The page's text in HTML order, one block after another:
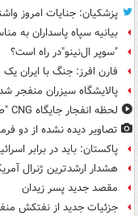
پزشکیان: جنایات امروز
بیانیه سپاه پاسداران به
"سوپر ال‌نینو"در راه است؟
فارن افرز: جنگ با ایران
پالایشگاه سیزران منفجر
لحظه انفجار جایگاه CNG "صحنه" در دوربین مداربسته
تصاویر دیده‌ نشده از دو
پاکستان: باید در برابر
هشدار ارشدترین ژنرال
مقصد جدید پسر زیدان
جزئیات جدید از نفتکش